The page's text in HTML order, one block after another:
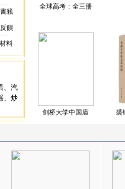
籍
饋
料
汽
炒
全球高考：全三册
剑桥大学中国庙 裘